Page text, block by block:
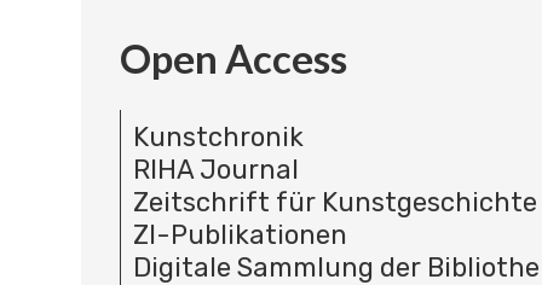
Open Access
Kunstchronik
RIHA Journal
Zeitschrift für Kunstgeschichte
ZI-Publikationen
Digitale Sammlung der